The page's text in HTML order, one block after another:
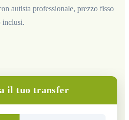
autista professionale, prezzo fisso
inclusi.
il tuo transfer